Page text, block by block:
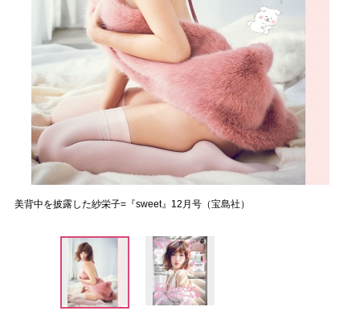
美背中を披露した紗栄子=『sweet』12月号（宝島社）